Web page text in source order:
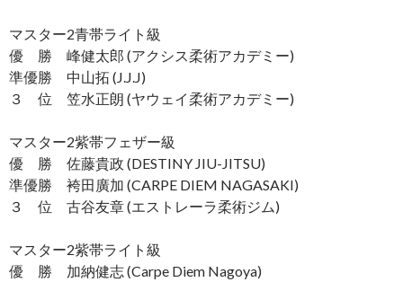
マスター2青帯ライト級
優 勝 峰健太郎 (アクシス柔術アカデミー)
準優勝 中山拓 (J.J.J)
３ 位 笠水正朗 (ヤウェイ柔術アカデミー)
マスター2紫帯フェザー級
優 勝 佐藤貴政 (DESTINY JIU-JITSU)
準優勝 袴田廣加 (CARPE DIEM NAGASAKI)
３ 位 古谷友章 (エストレーラ柔術ジム)
マスター2紫帯ライト級
優 勝 加納健志 (Carpe Diem Nagoya)